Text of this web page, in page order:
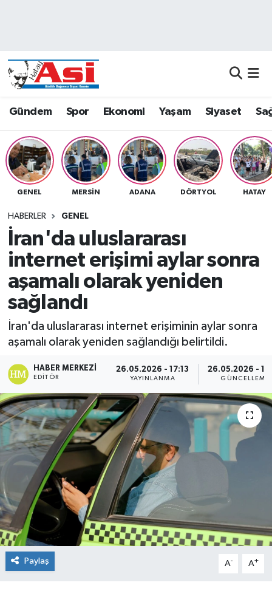
Gündem Spor Ekonomi Yaşam Siyaset
GENEL MERSIN ADANA DÖRTYOL HATAY
HABERLER GENEL
İran'da uluslararası
internet erişimi aylar sonra
aşamalı olarak yeniden
sağlandı
İran'da uluslararası internet erişiminin aylar sonra
aşamalı olarak yeniden sağlandığı belirtildi.
HABER MERKEZI
EDITÖR
26.05.2026 - 17:13
YAYINLANMA
26.05.2026 -
GÜNCELLEME
Paylaş A- A+
Dünya
Eğitim
Ekonomi
Gündem
Sağlık
Siyaset
Spor
Teknoloji
Hava Durumu
Namaz Vakitleri
Trafik Durumu
Süper Lig Puan Durumu ve Fikstür
Son Dakika Haberleri
Haber Arşivi